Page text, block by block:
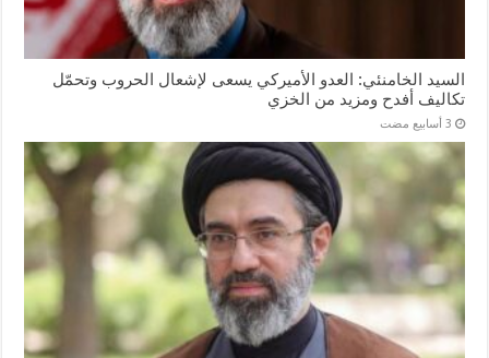
السيد الخامنئي: العدو الأميركي يسعى لإشعال الحروب وتحمّل
تكاليف أفدح ومزيد من الخزي